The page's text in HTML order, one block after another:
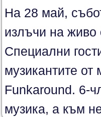
На 28 май,
излъчи на живо
Специални
музикантите
Funkaround. 6-
музика, а към